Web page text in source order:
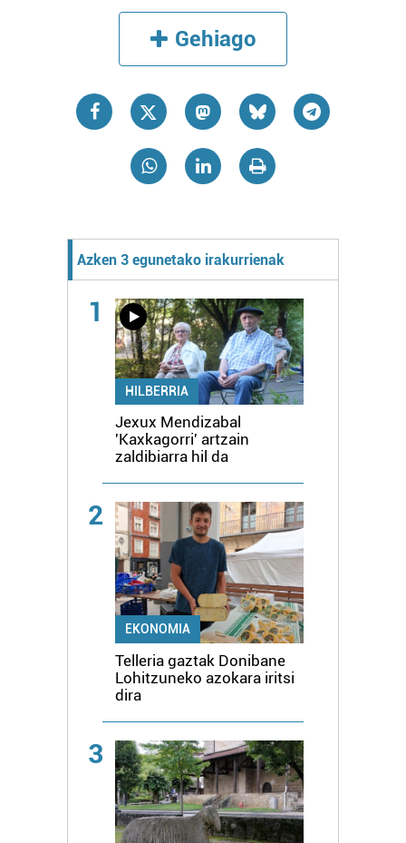
Gehiago
Azken 3 egunetako irakurrienak
1
HILBERRIA
Jexux Mendizabal
'Kaxkagorri' artzain
zaldibiarra hil da
2
EKONOMIA
Telleria gaztak Donibane
Lohitzuneko azokara iritsi
dira
3